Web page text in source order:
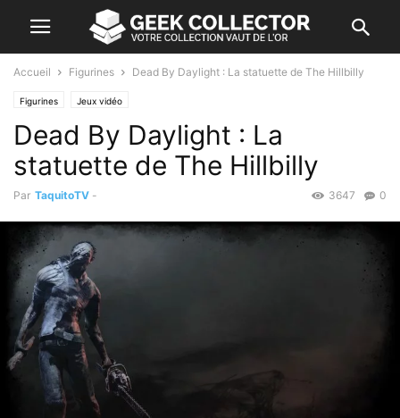
Accueil Figurines Dead By Daylight : La statuette de The Hillbilly
Figurines Jeux vidéo
Dead By Daylight : La
statuette de The Hillbilly
Par TaquitoTV - 0
3647